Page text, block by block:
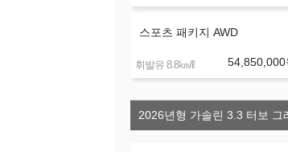
스포츠 패키지 AWD
휘발유 8.8㎞/ℓ 54,850,000
2026년형 가솔린 3.3 터보